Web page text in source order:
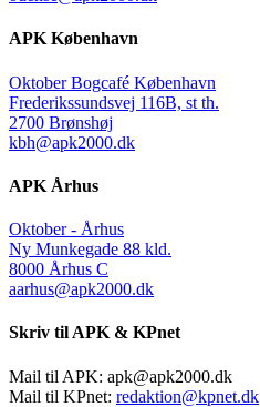
APK København
Oktober Bogcafé København
Frederikssundsvej 116B, st th.
2700 Brønshøj
kbh@apk2000.dk
APK Århus
Oktober - Århus
Ny Munkegade 88 kld.
8000 Århus C
aarhus@apk2000.dk
Skriv til APK & KPnet
Mail til APK: apk@apk2000.dk
Mail til KPnet: redaktion@kpnet.dk